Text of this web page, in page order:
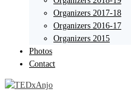
Organizers 2017-18
Organizers 2016-17
Organizers 2015
Photos
Contact